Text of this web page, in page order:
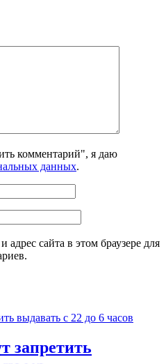
комментарий", я даю
данных.
сайта в этом браузере для
запретить